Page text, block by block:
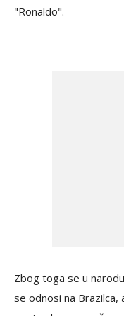
"Ronaldo".
Zbog toga se u
se odnosi na Brazilca,